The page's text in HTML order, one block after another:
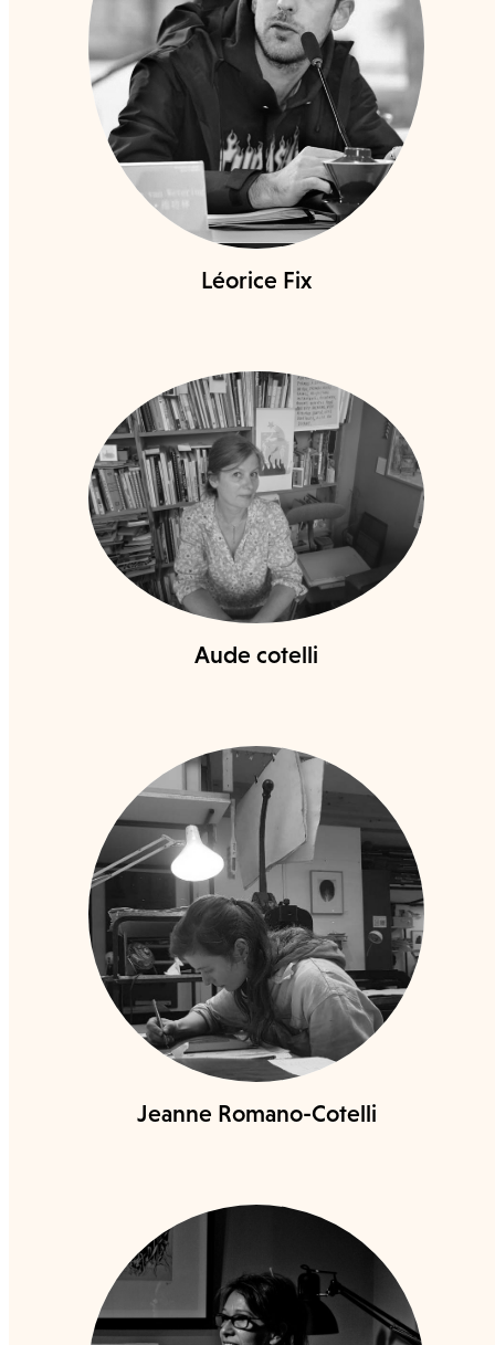
Léorice Fix
Aude cotelli
Jeanne Romano-Cotelli